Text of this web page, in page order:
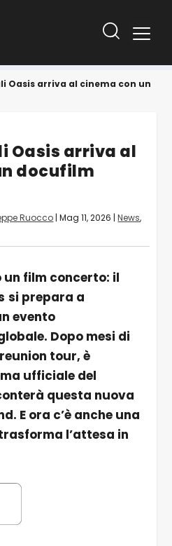
Oasis arriva al cinema con un
Oasis arriva al
docufilm
Ruocco |Mag 11, 2026 |News,
film concerto: il
si prepara a
evento
Dopo mesi di
tour, è
ufficiale del
questa nuova
E ora c’è anche una
l’attesa in